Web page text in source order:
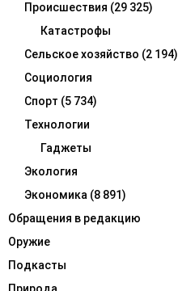
Происшествия (29 325)
Катастрофы
Сельское хозяйство (2 194)
Социология
Спорт (5 734)
Технологии
Гаджеты
Экология
Экономика (8 891)
Обращения в редакцию
Оружие
Подкасты